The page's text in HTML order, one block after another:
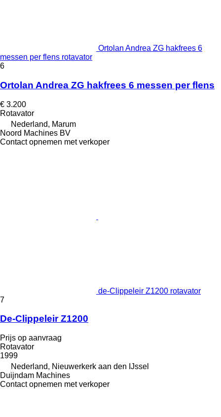
Ortolan Andrea ZG hakfrees 6
messen per flens rotavator
6
Ortolan Andrea ZG hakfrees 6 messen per flens
€ 3.200
Rotavator
Nederland, Marum
Noord Machines BV
Contact opnemen met verkoper
de-Clippeleir Z1200 rotavator
7
De-Clippeleir Z1200
Prijs op aanvraag
Rotavator
1999
Nederland, Nieuwerkerk aan den IJssel
Duijndam Machines
Contact opnemen met verkoper